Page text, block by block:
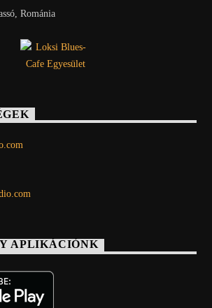
Románia
APLIKÁCIÓNK